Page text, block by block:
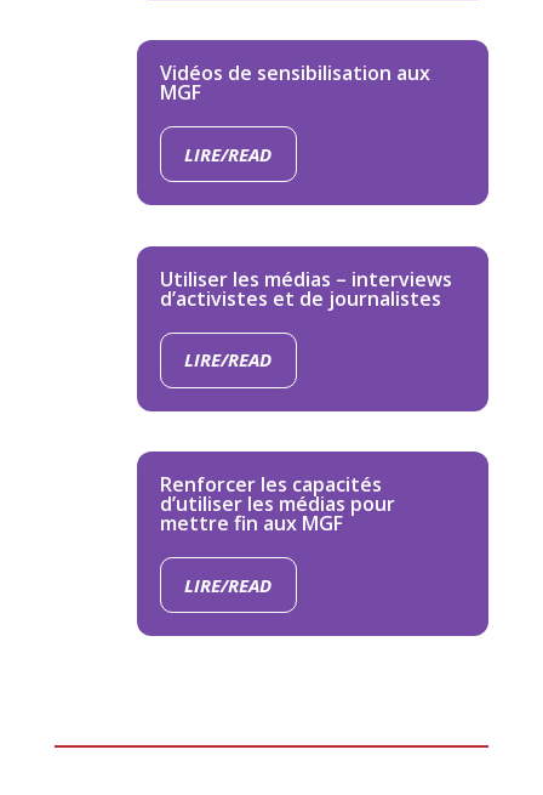
Vidéos de sensibilisation aux
MGF
LIRE/READ
Utiliser les médias – interviews
d’activistes et de journalistes
LIRE/READ
Renforcer les capacités
d’utiliser les médias pour
mettre fin aux MGF
LIRE/READ